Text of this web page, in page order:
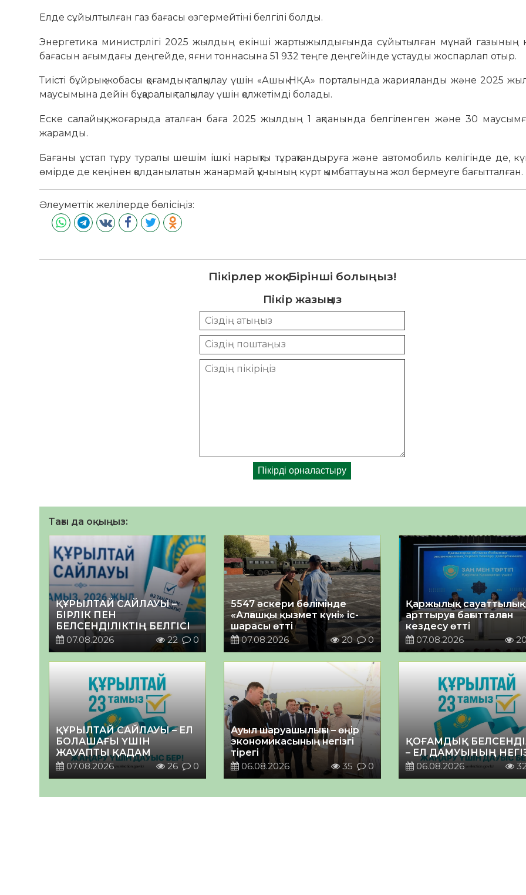
Елде сұйылтылған газ бағасы өзгермейтіні белгілі болды.
Энергетика министрлігі 2025 жылдың екінші жартыжылдығында сұйытылған мұнай газының
бағасын ағымдағы деңгейде, яғни тоннасына 51 932 теңге деңгейінде ұстауды жоспарлап отыр.
Тиісті бұйрық жобасы қоғамдық талқылау үшін «Ашық НҚА» порталында жарияланды және 2025
маусымына дейін бұқаралық талқылау үшін қолжетімді болады.
Еске салайық, жоғарыда аталған баға 2025 жылдың 1 ақпанында белгіленген және 30
жарамды.
Бағаны ұстап тұру туралы шешім ішкі нарықты тұрақтандыруға және автомобиль көлігінде де,
өмірде де кеңінен қолданылатын жанармай құнының күрт қымбаттауына жол бермеуге бағытталған.
Әлеуметтік желілерде бөлісіңіз:
Пікірлер жоқ. Бірінші болыңыз!
Пікір жазыңыз
Тағы да оқыңыз:
ҚҰРЫЛТАЙ САЙЛАУЫ –
БІРЛІК ПЕН
БЕЛСЕНДІЛІКТІҢ БЕЛГІСІ
07.08.2026
22 0
5547 әскери бөлімінде
«Алғашқы қызмет күні» іс-
шарасы өтті
07.08.2026
20 0
Қаржылық
арттыруға бағытталған
кездесу өтті
07.08.2026
ҚҰРЫЛТАЙ САЙЛАУЫ – ЕЛ
БОЛАШАҒЫ ҮШІН
ЖАУАПТЫ ҚАДАМ
07.08.2026
26 0
Ауыл шаруашылығы – өңір
экономикасының негізгі
тірегі
06.08.2026
35 0
ҚОҒАМДЫҚ
– ЕЛ ДАМУЫНЫҢ
06.08.2026